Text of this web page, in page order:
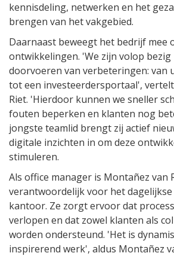
kennisdeling, netwerken en het
brengen van het vakgebied.
Daarnaast beweegt het bedrijf mee
ontwikkelingen. 'We zijn volop
doorvoeren van verbeteringen: van
tot een investeerdersportaal',
Riet. 'Hierdoor kunnen we sneller
fouten beperken en klanten nog
jongste teamlid brengt zij actief
digitale inzichten in om deze
stimuleren.
Als office manager is Montañez van
verantwoordelijk voor het
kantoor. Ze zorgt ervoor dat
verlopen en dat zowel klanten als
worden ondersteund. 'Het is
inspirerend werk', aldus Montañez